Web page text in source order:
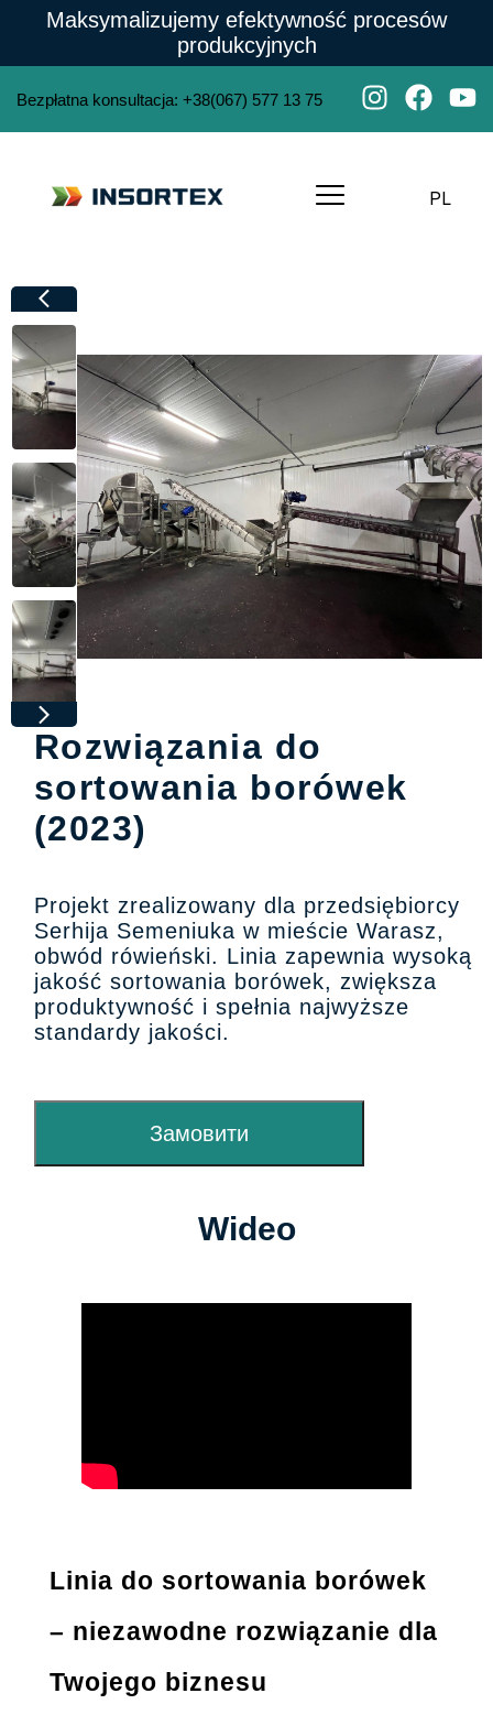
Maksymalizujemy efektywność procesów
produkcyjnych
Bezpłatna konsultacja: +38(067) 577 13 75
PL
Rozwiązania do
sortowania borówek
(2023)
Projekt zrealizowany dla przedsiębiorcy
Serhija Semeniuka w mieście Warasz,
obwód rówieński. Linia zapewnia wysoką
jakość sortowania borówek, zwiększa
produktywność i spełnia najwyższe
standardy jakości.
Замовити
Wideo
Linia do sortowania borówek
– niezawodne rozwiązanie dla
Twojego biznesu